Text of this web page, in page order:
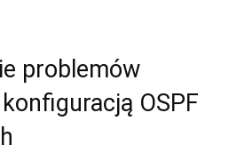
problemów
OSPF